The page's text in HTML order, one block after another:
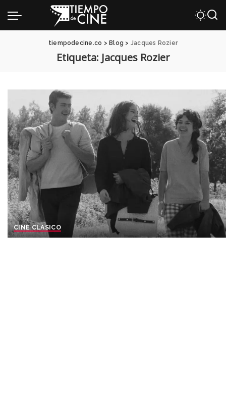
tiempodecine.co > Blog > Jacques Rozier
Etiqueta: Jacques Rozier
CINE CLASICO